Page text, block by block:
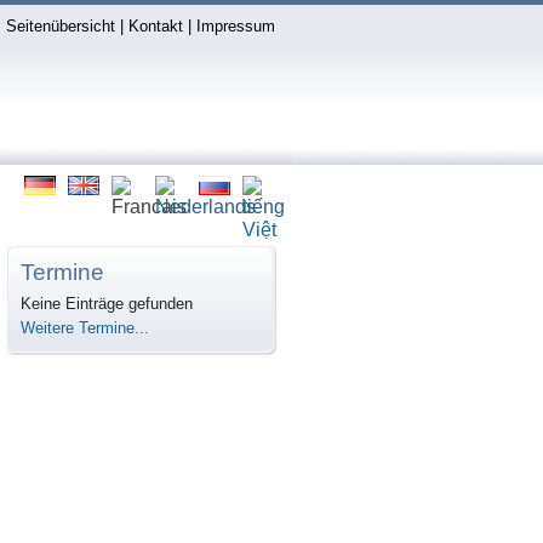
Seitenübersicht| Kontakt| Impressum
Termine
Keine Einträge gefunden
Weitere Termine...